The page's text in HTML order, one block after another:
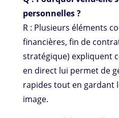
personnelles ?
R : Plusieurs éléments
financières, fin de
stratégique) expliquent
en direct lui permet de
rapides tout en gardant
image.